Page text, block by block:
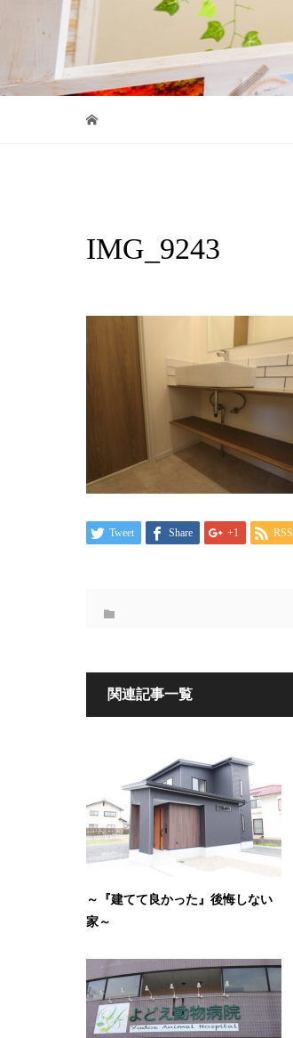
IMG_9243
Tweet Share +1 RSS
関連記事一覧
～『建てて良かった』後悔しない
家～